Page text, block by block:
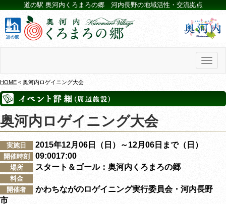
道の駅 奥河内くろまろの郷 河内長野の地域活性・交流拠点
HOME < 奥河内ロゲイニング大会
奥河内ロゲイニング大会
実施日 2015年12月06日（日）～12月06日まで（日）
開催時刻 09:0017:00
場所 スタート＆ゴール：奥河内くろまろの郷
料金
開催者
かわちながのロゲイニング実行委員会・河内長野
市